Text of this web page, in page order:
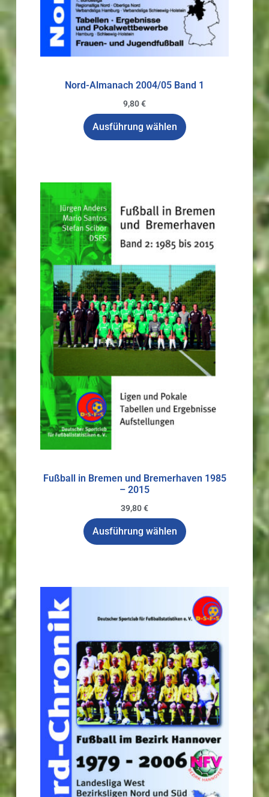
Nord-Almanach 2004/05 Band 1
9,80€
Ausführung wählen
Fußball in Bremen und Bremerhaven 1985
– 2015
39,80€
Ausführung wählen